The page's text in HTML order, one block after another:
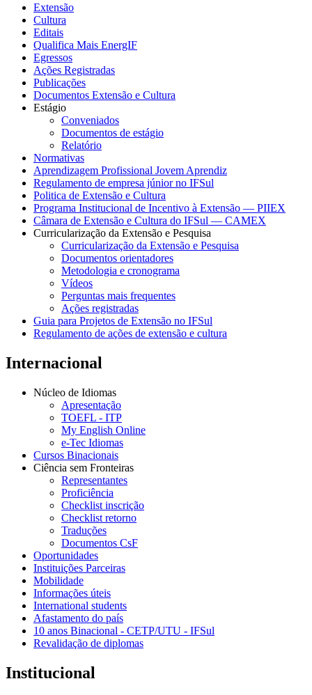
Extensão
Cultura
Editais
Qualifica Mais EnergIF
Egressos
Ações Registradas
Publicações
Documentos Extensão e Cultura
Estágio
Conveniados
Documentos de estágio
Relatório
Normativas
Aprendizagem Profissional Jovem Aprendiz
Regulamento de empresa júnior no IFSul
Politica de Extensão e Cultura
Programa Institucional de Incentivo à Extensão — PIIEX
Câmara de Extensão e Cultura do IFSul — CAMEX
Curricularização da Extensão e Pesquisa
Curricularização da Extensão e Pesquisa
Documentos orientadores
Metodologia e cronograma
Vídeos
Perguntas mais frequentes
Ações registradas
Guia para Projetos de Extensão no IFSul
Regulamento de ações de extensão e cultura
Internacional
Núcleo de Idiomas
Apresentação
TOEFL - ITP
My English Online
e-Tec Idiomas
Cursos Binacionais
Ciência sem Fronteiras
Representantes
Proficiência
Checklist inscrição
Checklist retorno
Traduções
Documentos CsF
Oportunidades
Instituições Parceiras
Mobilidade
Informações úteis
International students
Afastamento do país
10 anos Binacional - CETP/UTU - IFSul
Revalidação de diplomas
Institucional